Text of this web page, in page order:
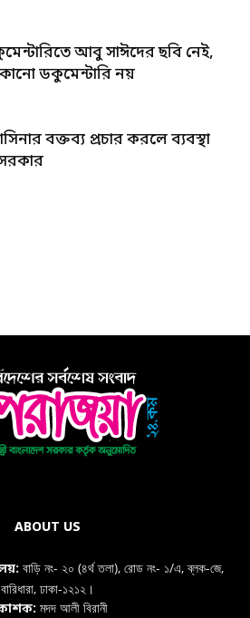
আবু সাঈদের ছবি নেই,
ডকুমেন্টারি নয়
বক্তব্য প্রচার করলে ব্যবস্থা
ABOUT US
বাড়ি নং- ২০ (৪র্থ তলা), রোড নং- ১/এ, ব্লক-জে,
বারিধারা, ঢাকা-১২১২।
মদদ আলী বিরানী